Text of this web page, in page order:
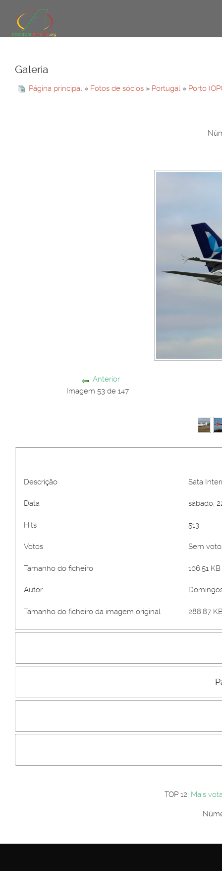
Galeria
Página principal » Fotos de sócios » Portugal » Porto
Anterior
Imagem 53 de 147
Descrição Sata
Data sábado,
Hits 513
Votos Sem
Tamanho do ficheiro 106.51
Autor
Tamanho do ficheiro da imagem original 288.87
Incluir imagem :
Os
Primeiro autentique-se...
TOP 12: Mais